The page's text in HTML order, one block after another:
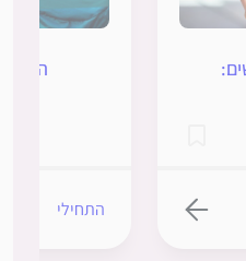
המסע
התחילי